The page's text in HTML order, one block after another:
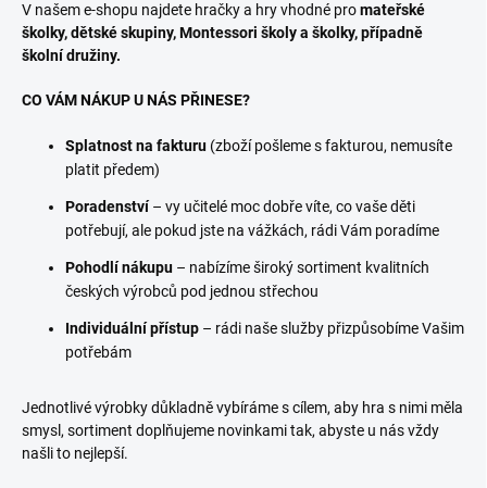
V našem e-shopu najdete hračky a hry vhodné promateřské
školky, dětské skupiny, Montessori školy a školky, případně
školní družiny.
CO VÁM NÁKUP U NÁS PŘINESE?
Splatnost na fakturu (zboží pošleme s fakturou, nemusíte
platit předem)
Poradenství– vy učitelé moc dobře víte, co vaše děti
potřebují, ale pokud jste na vážkách, rádi Vám poradíme
Pohodlí nákupu – nabízíme široký sortiment kvalitních
českých výrobců pod jednou střechou
Individuální přístup – rádi naše služby přizpůsobíme Vašim
potřebám
Jednotlivé výrobky důkladně vybíráme s cílem, aby hra s nimi měla
smysl, sortiment doplňujeme novinkami tak, abyste u nás vždy
našli to nejlepší.